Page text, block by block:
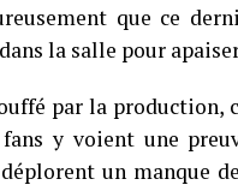
que ce
la salle pour
par la production,
y voient une
un manque